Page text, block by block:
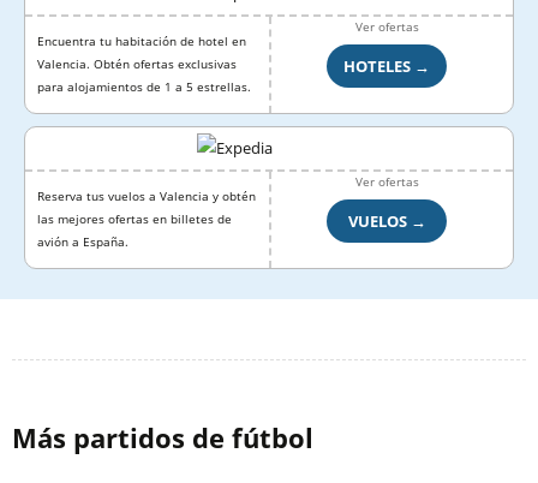
Encuentra tu habitación de hotel en
Valencia. Obtén ofertas exclusivas
para alojamientos de 1 a 5 estrellas.
Ver ofertas
HOTELES →
Reserva tus vuelos a Valencia y obtén
las mejores ofertas en billetes de
avión a España.
Ver ofertas
VUELOS →
Más partidos de fútbol